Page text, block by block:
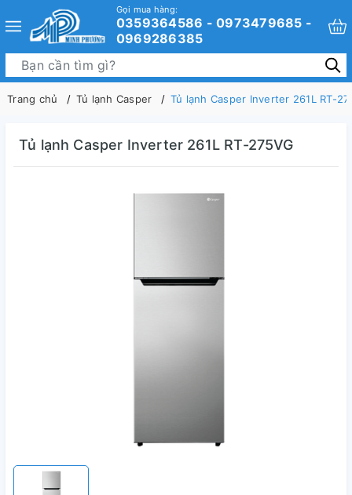
Gọi mua hàng:
0359364586 - 0973479685 -
0969286385
Trang chủ Tủ lạnh Casper Tủ lạnh Casper Inverter 261L RT-
Tủ lạnh Casper Inverter 261L RT-275VG